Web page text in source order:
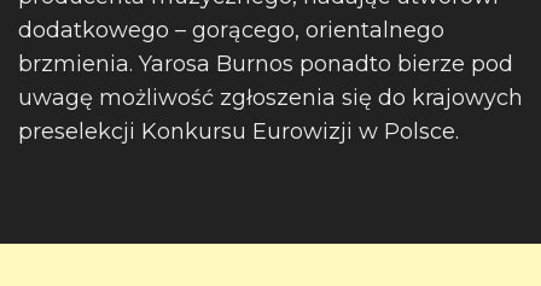
dodatkowego – gorącego, orientalnego
brzmienia. Yarosa Burnos ponadto bierze pod
uwagę możliwość zgłoszenia się do krajowych
preselekcji Konkursu Eurowizji w Polsce.